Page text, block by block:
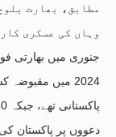
مطابق، بھارت
وہاں کی عسکری
جنوری میں بھارتی
دعووں پر پاکستان